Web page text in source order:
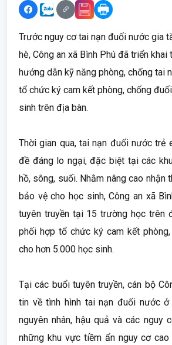
Trước nguy cơ tai nạn đuối nước gia
hè, Công an xã Bình Phú đã triển khai
hướng dẫn kỹ năng phòng, chống tai
tổ chức ký cam kết phòng, chống
sinh trên địa bàn.
Thời gian qua, tai nạn đuối nước trẻ
đề đáng lo ngại, đặc biệt tại các
hồ, sông, suối. Nhằm nâng cao nhận
bảo vệ cho học sinh, Công an xã
tuyên truyền tại 15 trường học trên
phối hợp tổ chức ký cam kết
cho hơn 5.000 học sinh.
Tại các buổi tuyên truyền, cán bộ
tin về tình hình tai nạn đuối nước ở
nguyên nhân, hậu quả và các nguy
những khu vực tiềm ẩn nguy cơ cao